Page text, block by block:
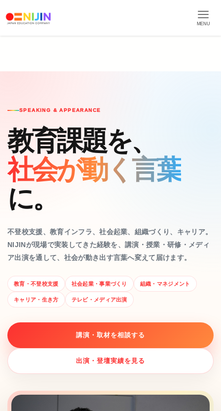
MENU
SPEAKING & APPEARANCE
教育課題を、
社会が動く言葉
に。
不登校支援、教育インフラ、社会起業、組織づくり、キャリア。
NIJINが現場で実装してきた経験を、講演・授業・研修・メディ
ア出演を通して、社会が動き出す言葉へ変えて届けます。
教育・不登校支援 社会起業・事業づくり 組織・マネジメント
キャリア・生き方 テレビ・メディア出演
講演・取材を相談する
出演・登壇実績を見る